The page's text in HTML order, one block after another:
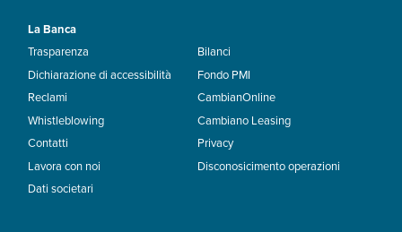
La Banca
Trasparenza
Dichiarazione di accessibilità
Reclami
Whistleblowing
Contatti
Lavora con noi
Dati societari
Bilanci
Fondo PMI
CambianOnline
Cambiano Leasing
Privacy
Disconosicimento operazioni